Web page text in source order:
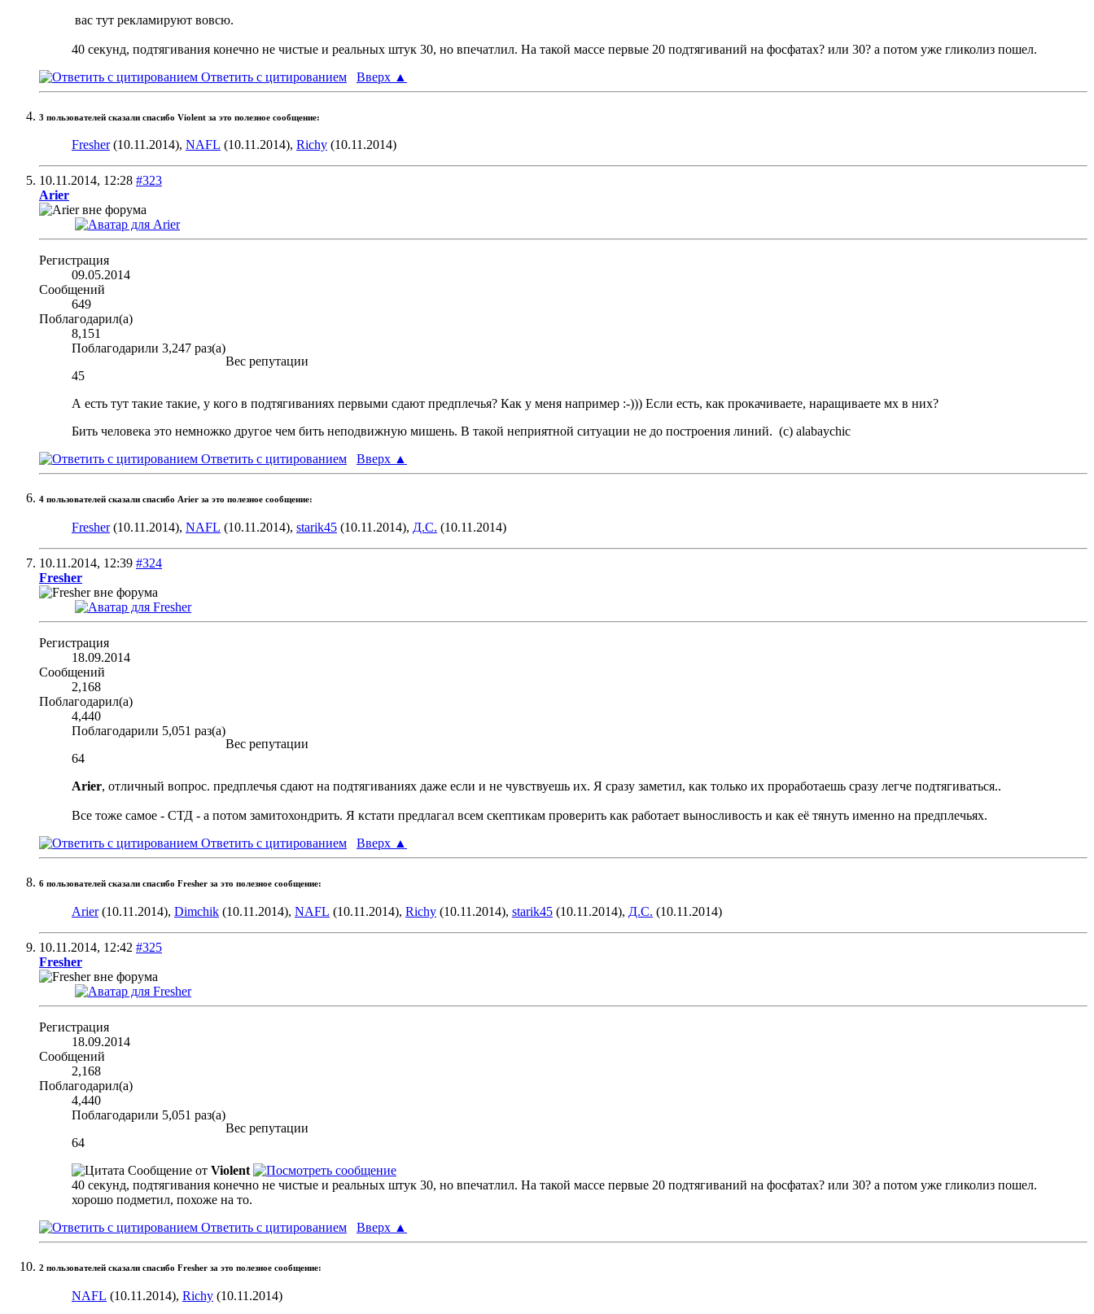
вас тут рекламируют вовсю.
40 секунд, подтягивания конечно не чистые и реальных штук 30, но впечатлил. На такой массе первые 20 подтягиваний на фосфатах? или 30? а потом уже гликолиз пошел.
Ответить с цитированием
Вверх ▲
3 пользователей сказали cпасибо Violent за это полезное сообщение:
Fresher(10.11.2014), NAFL (10.11.2014), Richy (10.11.2014)
10.11.2014, 12:28 #323
Arier
Регистрация
09.05.2014
Сообщений
649
Поблагодарил(а)
8,151
Поблагодарили 3,247 раз(а)
Вес репутации
45
А есть тут такие такие, у кого в подтягиваниях первыми сдают предплечья? Как у меня например :-))) Если есть, как прокачиваете, наращиваете мх в них?
Бить человека это немножко другое чем бить неподвижную мишень. В такой неприятной ситуации не до построения линий. (с) alabaychic
Ответить с цитированием
Вверх ▲
4 пользователей сказали cпасибо Arier за это полезное сообщение:
Fresher(10.11.2014), NAFL (10.11.2014), starik45 (10.11.2014), Д.С. (10.11.2014)
10.11.2014, 12:39 #324
Fresher
Регистрация
18.09.2014
Сообщений
2,168
Поблагодарил(а)
4,440
Поблагодарили 5,051 раз(а)
Вес репутации
64
Arier, отличный вопрос. предплечья сдают на подтягиваниях даже если и не чувствуешь их. Я сразу заметил, как только их проработаешь сразу легче подтягиваться..
Все тоже самое - СТД - а потом замитохондрить. Я кстати предлагал всем скептикам проверить как работает выносливость и как её тянуть именно на предплечьях.
Ответить с цитированием
Вверх ▲
6 пользователей сказали cпасибо Fresher за это полезное сообщение:
Arier(10.11.2014), Dimchik (10.11.2014), NAFL (10.11.2014), Richy (10.11.2014), starik45 (10.11.2014), Д.С. (10.11.2014)
10.11.2014, 12:42 #325
Fresher
Регистрация
18.09.2014
Сообщений
2,168
Поблагодарил(а)
4,440
Поблагодарили 5,051 раз(а)
Вес репутации
64
Сообщение от Violent
40 секунд, подтягивания конечно не чистые и реальных штук 30, но впечатлил. На такой массе первые 20 подтягиваний на фосфатах? или 30? а потом уже гликолиз пошел.
хорошо подметил, похоже на то.
Ответить с цитированием
Вверх ▲
2 пользователей сказали cпасибо Fresher за это полезное сообщение:
NAFL (10.11.2014), Richy (10.11.2014)